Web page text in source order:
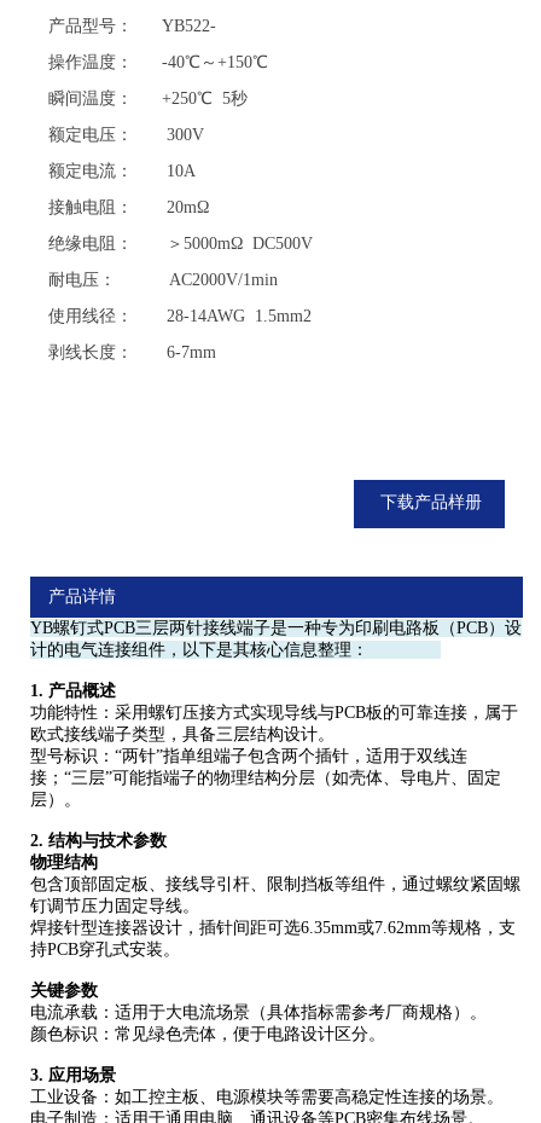
产品型号： YB522-
操作温度： -40℃～+150℃
瞬间温度： +250℃ 5秒
额定电压： 300V
额定电流： 10A
接触电阻： 20mΩ
绝缘电阻： ＞5000mΩ DC500V
耐电压： AC2000V/1min
使用线径： 28-14AWG 1.5mm2
剥线长度： 6-7mm
下载产品样册
产品详情
YB螺钉式PCB三层两针接线端子是一种专为印刷电路板（PCB）设
计的电气连接组件，以下是其核心信息整理：
1. ‌产品概述‌
‌功能特性‌：采用螺钉压接方式实现导线与PCB板的可靠连接，属于
欧式接线端子类型，具备三层结构设计。
‌型号标识‌：“两针”指单组端子包含两个插针，适用于双线连
接；“三层”可能指端子的物理结构分层（如壳体、导电片、固定
层）。
2. ‌结构与技术参数‌
‌物理结构‌
包含顶部固定板、接线导引杆、限制挡板等组件，通过螺纹紧固螺
钉调节压力固定导线。
焊接针型连接器设计，插针间距可选6.35mm或7.62mm等规格，支
持PCB穿孔式安装。
关键参数‌
‌电流承载‌：适用于大电流场景（具体指标需参考厂商规格）。
‌颜色标识‌：常见绿色壳体，便于电路设计区分。
3. ‌应用场景‌
‌工业设备‌：如工控主板、电源模块等需要高稳定性连接的场景。
‌电子制造‌：适用于通用电脑、通讯设备等PCB密集布线场景。